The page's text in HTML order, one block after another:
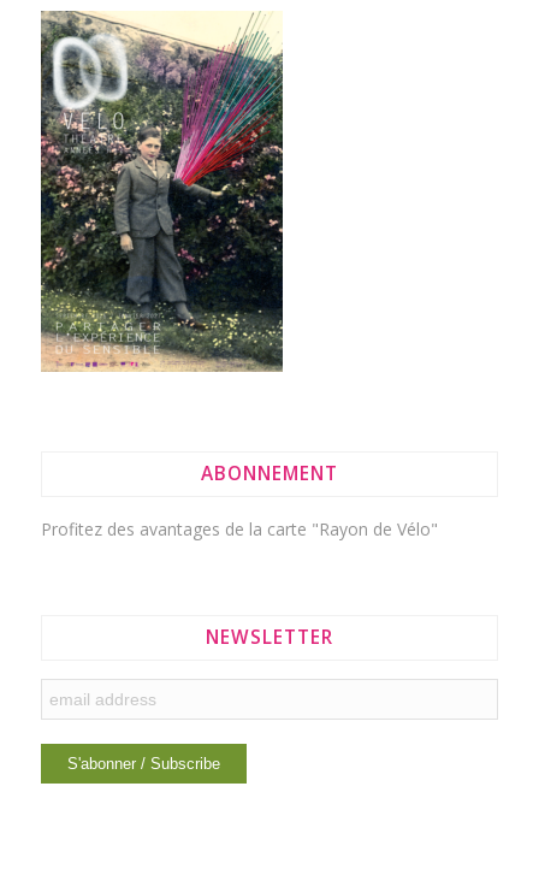
ABONNEMENT
Profitez des avantages de la carte "Rayon de Vélo"
NEWSLETTER